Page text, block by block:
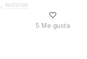
noticias
5 Me gusta